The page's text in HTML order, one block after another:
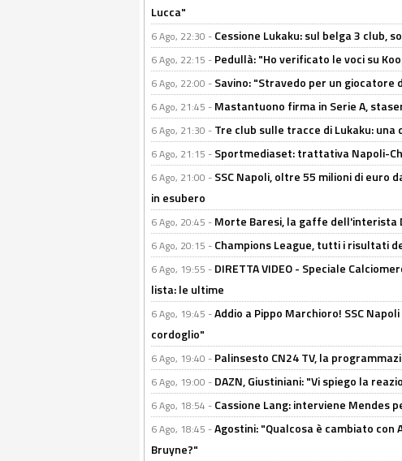
Lucca"
6 Ago, 22:30 - Cessione Lukaku: sul belga 3 club,
6 Ago, 22:15 - Pedullà: "Ho verificato le voci su
6 Ago, 22:00 - Savino: "Stravedo per un
6 Ago, 21:45 - Mastantuono firma in Serie A,
6 Ago, 21:30 - Tre club sulle tracce di Lukaku:
6 Ago, 21:15 - Sportmediaset: trattativa Napoli-
6 Ago, 21:00 - SSC Napoli, oltre 55 milioni di euro
in esubero
6 Ago, 20:45 - Morte Baresi, la gaffe dell'interista
6 Ago, 20:15 - Champions League, tutti i risultati
6 Ago, 19:55 - DIRETTA VIDEO - Speciale
lista: le ultime
6 Ago, 19:45 -Addio a Pippo Marchioro! SSC
cordoglio"
6 Ago, 19:40 - Palinsesto CN24 TV, la
6 Ago, 19:00 - DAZN, Giustiniani: "Vi spiego la
6 Ago, 18:54 - Cassione Lang: interviene
6 Ago, 18:45 -Agostini: "Qualcosa è cambiato
Bruyne?"